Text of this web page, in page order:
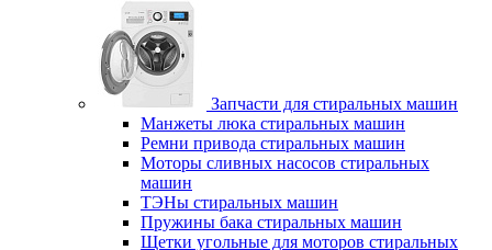
Запчасти для стиральных машин
Манжеты люка стиральных машин
Ремни привода стиральных машин
Моторы сливных насосов стиральных
машин
ТЭНы стиральных машин
Пружины бака стиральных машин
Щетки угольные для моторов стиральных